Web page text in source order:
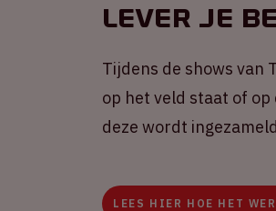
Lever je
Tijdens de shows van
op het veld staat of op
deze wordt
LEES HIER HOE HET